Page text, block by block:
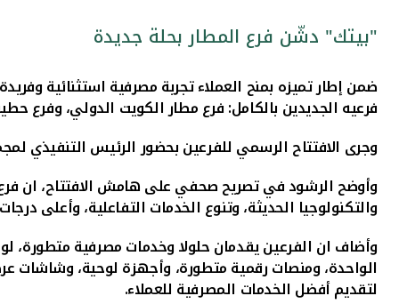
"بيتك" دشّن فرع المطار بحلة جديدة
ضمن إطار تميزه بمنح العملاء تجربة مصرفية استثنائية
فرعيه الجديدين بالكامل: فرع مطار الكويت الدولي، وفرع
وجرى الافتتاح الرسمي للفرعين بحضور الرئيس التنفيذي
وأوضح الرشودفي تصريح صحفي على هامش الافتتاح، ان فرع
والتكنولوجيا الحديثة، وتنوع الخدمات التفاعلية، وأعلى
وأضاف ان الفرعين يقدمان حلولا وخدمات مصرفية متطورة،
الواحدة، ومنصات رقمية متطورة، وأجهزة لوحية، وشاشات
لتقديم أفضل الخدمات المصرفية للعملاء.